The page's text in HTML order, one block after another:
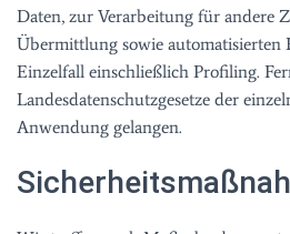
Daten, zur Verarbeitung für andere
Übermittlung sowie
Einzelfall einschließlich Profiling.
Landesdatenschutzgesetze der
Anwendung gelangen.